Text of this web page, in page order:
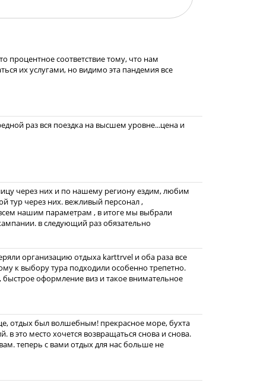
процентное соответствие тому, что нам
их услугами, но видимо эта пандемия все
раз вся поездка на высшем уровне...цена и
через них и по нашему региону ездим, любим
тур через них. вежливый персонал ,
нашим параметрам , в итоге мы выбрали
в следующий раз обязательно
организацию отдыха karttrvel и оба раза все
к выбору тура подходили особенно трепетно.
оформление виз и такое внимательное
отдых был волшебным! прекрасное море, бухта
в это место хочется возвращаться снова и снова.
теперь с вами отдых для нас больше не